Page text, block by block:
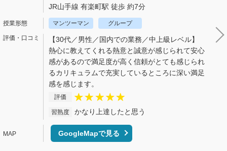
JR山手線 有楽町駅 徒歩 約7分
マンツーマン グループ
【30代／男性／国内での業務／中上級レベル】
熱心に教えてくれる熱意と誠意が感じられて安心
感があるので満足度が高く信頼がとても感じられ
るカリキュラムで充実しているところに深い満足
感を感じます。
評価
習熟度 かなり上達したと思う
GoogleMapで見る